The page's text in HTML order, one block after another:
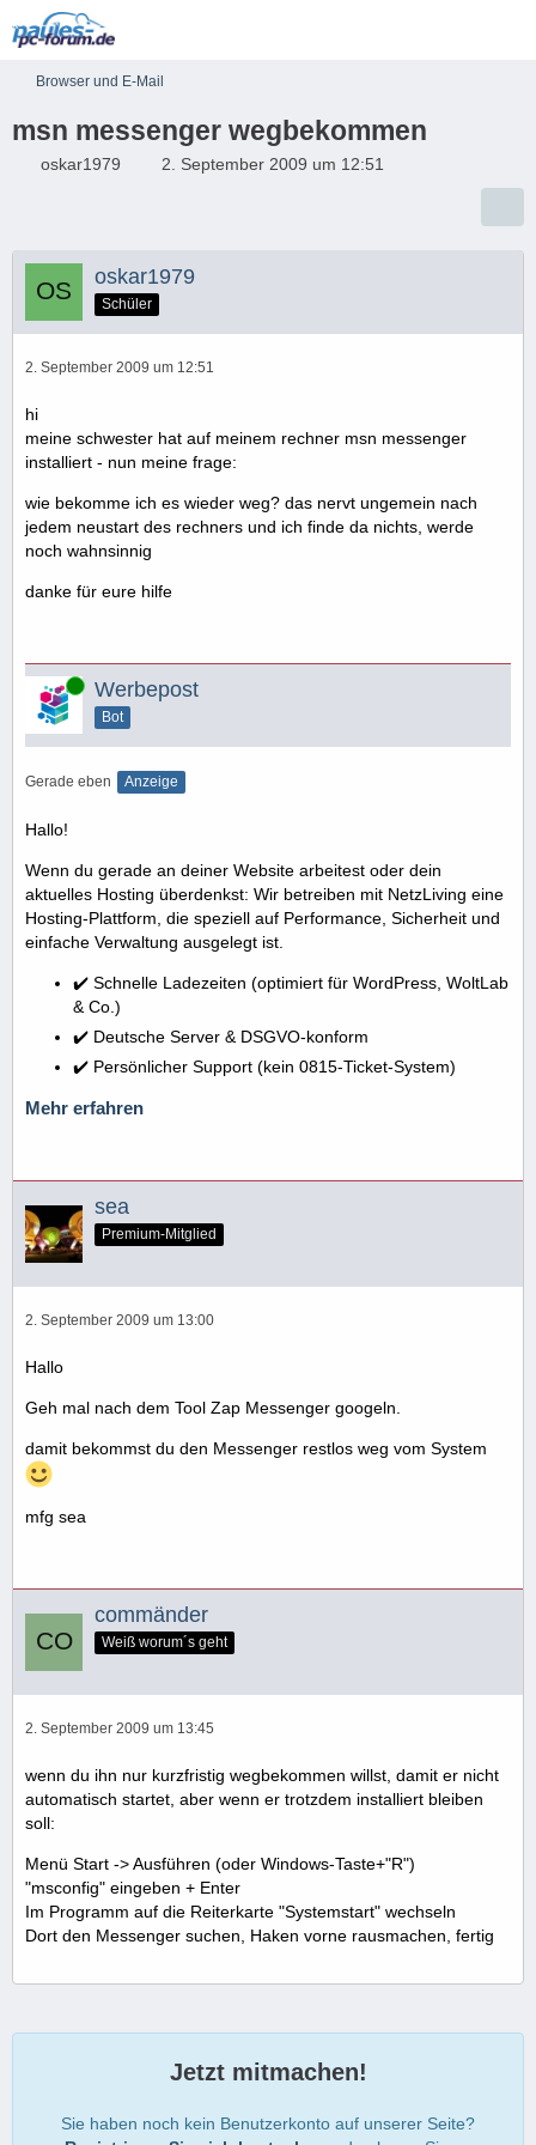
Browser und E-Mail
msn messenger wegbekommen
oskar1979 2. September 2009 um 12:51
oskar1979
Schüler
2. September 2009 um 12:51
hi
meine schwester hat auf meinem rechner msn messenger
installiert - nun meine frage:
wie bekomme ich es wieder weg? das nervt ungemein nach
jedem neustart des rechners und ich finde da nichts, werde
noch wahnsinnig
danke für eure hilfe
Online Werbepost
Bot
Gerade eben Anzeige
Hallo!
Wenn du gerade an deiner Website arbeitest oder dein
aktuelles Hosting überdenkst: Wir betreiben mit NetzLiving eine
Hosting-Plattform, die speziell auf Performance, Sicherheit und
einfache Verwaltung ausgelegt ist.
✔️ Schnelle Ladezeiten (optimiert für WordPress, WoltLab
& Co.)
✔️ Deutsche Server & DSGVO-konform
✔️ Persönlicher Support (kein 0815-Ticket-System)
Mehr erfahren
sea
Premium-Mitglied
2. September 2009 um 13:00
Hallo
Geh mal nach dem Tool Zap Messenger googeln.
damit bekommst du den Messenger restlos weg vom System
mfg sea
commänder
Weiß worum´s geht
2. September 2009 um 13:45
wenn du ihn nur kurzfristig wegbekommen willst, damit er nicht
automatisch startet, aber wenn er trotzdem installiert bleiben
soll:
Menü Start -> Ausführen (oder Windows-Taste+"R")
"msconfig" eingeben + Enter
Im Programm auf die Reiterkarte "Systemstart" wechseln
Dort den Messenger suchen, Haken vorne rausmachen, fertig
Jetzt mitmachen!
Sie haben noch kein Benutzerkonto auf unserer Seite?